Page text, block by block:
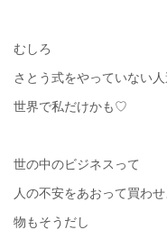
むしろ
さとう式をやっていない
世界で私だけかも♡
世の中のビジネスって
人の不安をあおって買わ
物もそうだし